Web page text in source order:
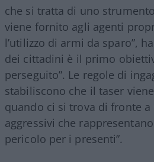
che si tratta di uno
viene fornito agli agenti
l’utilizzo di armi da sparo”,
dei cittadini è il primo
perseguito”. Le regole di
stabiliscono che il taser
quando ci si trova di fronte
aggressivi che
pericolo per i presenti”.